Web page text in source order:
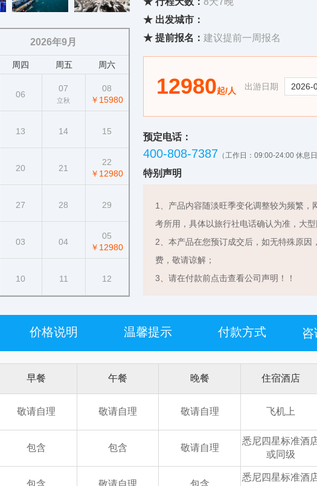
2026年9月
周四 周五 周六
06
07
立秋
08
￥15980
13 14 15
20 21
22
￥12980
27 28 29
03 04
05
￥12980
10 11 12
★ 出发城市：
★ 提前报名： 建议提前一周报名
12980起/人 出游日期
预定电话：
400-808-7387 （工作日：09:00-24:00 休息
特别声明
1、产品内容随淡旺季变化调整较为频繁
考所用，具体以旅行社电话确认为准，大型
2、本产品在您预订成交后，如无特殊原
费，敬请谅解；
3、请在付款前点击查看公司声明！！
价格说明 温馨提示 付款方式 咨
早餐 午餐 晚餐 住宿酒店
敬请自理 敬请自理 敬请自理 飞机上
包含 包含 敬请自理
悉尼四星标准酒
或同级
包含 敬请自理 包含
悉尼四星标准酒